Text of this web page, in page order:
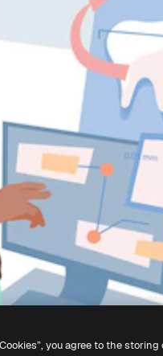
you agree to the